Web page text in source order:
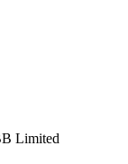
Limited